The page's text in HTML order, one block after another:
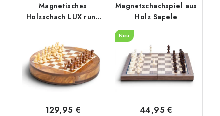
Magnetisches
Holzschach LUX rund
129,95 €
Magnetschachspiel aus
Holz Sapele
Neu
44,95 €